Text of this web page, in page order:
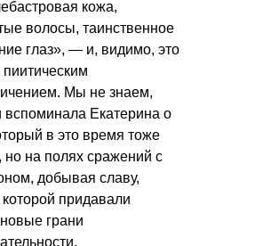
кожа,
волосы, таинственное
глаз», — и, видимо, это
Мы не знаем,
вспоминала Екатерина о
в это время тоже
но на полях сражений с
добывая славу,
придавали
грани